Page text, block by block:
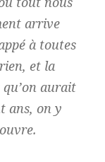
arrive
à toutes
et la
aurait
ans, on y